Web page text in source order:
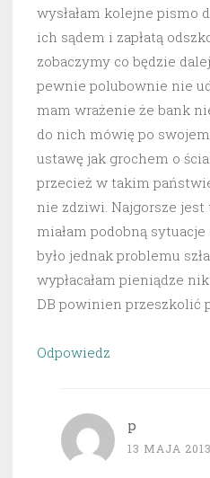
wysłałam kolejne pismo
ich sądem i zapłatą
zobaczymy co będzie
pewnie polubownie nie
mam wrażenie że bank
do nich mówię po
ustawę jak grochem o
przecież w takim
nie zdziwi. Najgorsze jest
miałam podobną
było jednak problemu
wypłacałam pieniądze
DB powinien przeszkolić
Odpowiedz
p
13 MAJA